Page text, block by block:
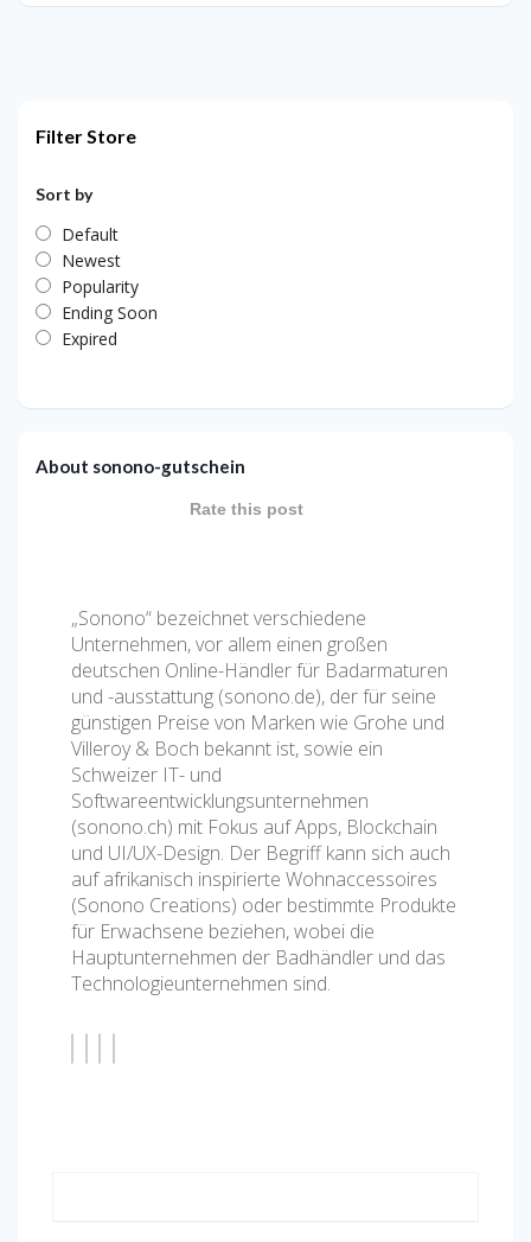
Filter Store
Sort by
Default
Newest
Popularity
Ending Soon
Expired
About sonono-gutschein
Rate this post
„Sonono“ bezeichnet verschiedene
Unternehmen, vor allem einen großen
deutschen Online-Händler für Badarmaturen
und -ausstattung (sonono.de), der für seine
günstigen Preise von Marken wie Grohe und
Villeroy & Boch bekannt ist, sowie ein
Schweizer IT- und
Softwareentwicklungsunternehmen
(sonono.ch) mit Fokus auf Apps, Blockchain
und UI/UX-Design. Der Begriff kann sich auch
auf afrikanisch inspirierte Wohnaccessoires
(Sonono Creations) oder bestimmte Produkte
für Erwachsene beziehen, wobei die
Hauptunternehmen der Badhändler und das
Technologieunternehmen sind.